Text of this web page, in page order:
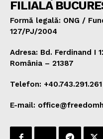
FILIALA
Formă legală: ONG /
127/PJ/2004
Adresa: Bd. Ferdinand I
România – 21387
Telefon: +40.743.291.261
E-mail: